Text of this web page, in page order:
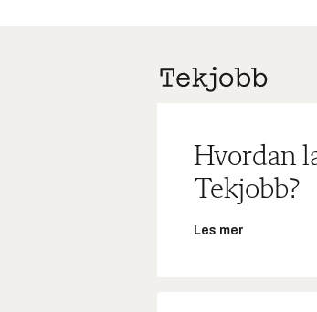
Hvordan
Tekjobb?
Les mer